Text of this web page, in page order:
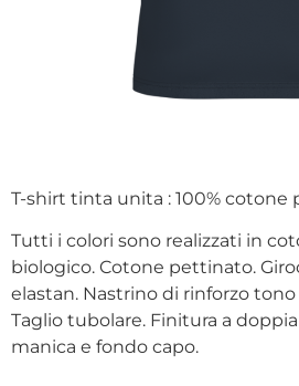
T-shirt tinta unita : 100% cotone
Tutti i colori sono realizzati in
biologico. Cotone pettinato.
elastan. Nastrino di rinforzo
Taglio tubolare. Finitura a
manica e fondo capo.